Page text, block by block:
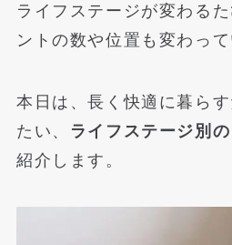
ライフステージが変わる
ントの数や位置も変わって
本日は、長く快適に暮ら
たい、
ライフステージ別
紹介します。